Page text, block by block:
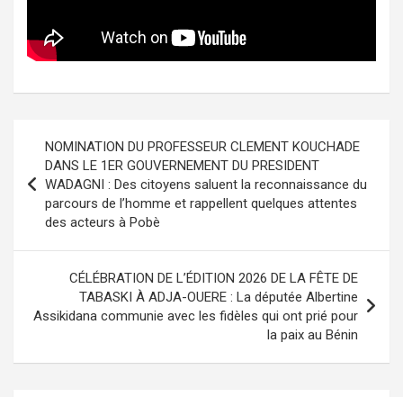
l’article
NOMINATION DU PROFESSEUR CLEMENT KOUCHADE
DANS LE 1ER GOUVERNEMENT DU PRESIDENT
WADAGNI : Des citoyens saluent la reconnaissance du
parcours de l’homme et rappellent quelques attentes
des acteurs à Pobè
CÉLÉBRATION DE L’ÉDITION 2026 DE LA FÊTE DE
TABASKI À ADJA-OUERE : La députée Albertine
Assikidana communie avec les fidèles qui ont prié pour
la paix au Bénin